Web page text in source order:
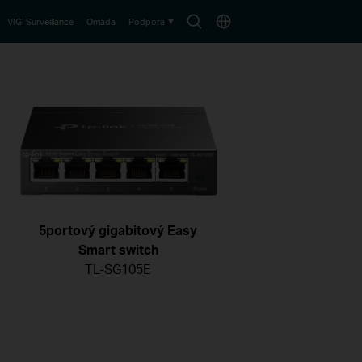
SearchChoose
VIGI Surveillance Omada Podpora
5portový gigabitový Easy
Smart switch
TL-SG105E